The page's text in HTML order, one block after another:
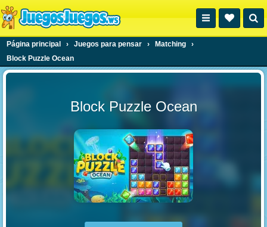
Página principal › Juegos para pensar › Matching
›
Block Puzzle Ocean
Block Puzzle Ocean